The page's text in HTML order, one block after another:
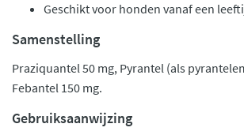
Geschikt voor honden vanaf een
Samenstelling
Praziquantel 50 mg, Pyrantel (als
Febantel 150 mg.
Gebruiksaanwijzing